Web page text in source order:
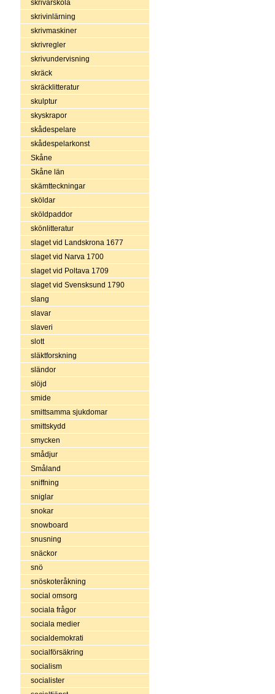
skrivarskola
skrivinlärning
skrivmaskiner
skrivregler
skrivundervisning
skräck
skräcklitteratur
skulptur
skyskrapor
skådespelare
skådespelarkonst
Skåne
Skåne län
skämtteckningar
sköldar
sköldpaddor
skönlitteratur
slaget vid Landskrona 1677
slaget vid Narva 1700
slaget vid Poltava 1709
slaget vid Svensksund 1790
slang
slavar
slaveri
slott
släktforskning
sländor
slöjd
smide
smittsamma sjukdomar
smittskydd
smycken
smådjur
Småland
sniffning
sniglar
snokar
snowboard
snusning
snäckor
snö
snöskoteråkning
social omsorg
sociala frågor
sociala medier
socialdemokrati
socialförsäkring
socialism
socialister